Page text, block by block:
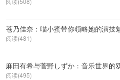
苍乃佳奈：喵小蜜带你领略她的演技
阅读(481)
麻田有希与菅野しずか：音乐世界的
阅读(495)